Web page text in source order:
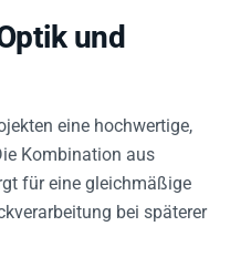
und
eine hochwertige,
Kombination aus
für eine gleichmäßige
bei späterer